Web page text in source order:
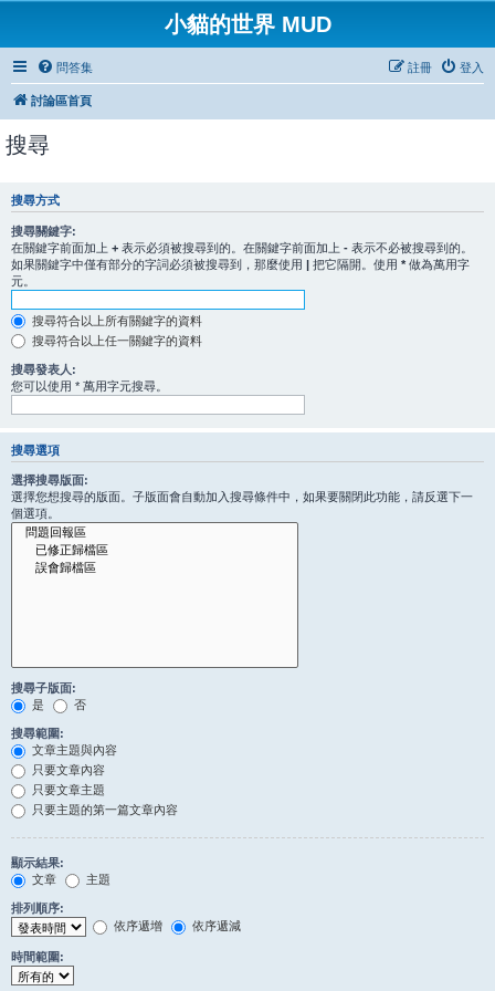
小貓的世界 MUD
問答集 登入
註冊
討論區首頁
搜尋
搜尋方式
搜尋關鍵字:
在關鍵字前面加上 + 表示必須被搜尋到的。在關鍵字前面加上 - 表示不必被搜尋到的。
如果關鍵字中僅有部分的字詞必須被搜尋到，那麼使用 | 把它隔開。使用 * 做為萬用字
元。
搜尋符合以上所有關鍵字的資料
搜尋符合以上任一關鍵字的資料
搜尋發表人:
您可以使用 * 萬用字元搜尋。
搜尋選項
選擇搜尋版面:
選擇您想搜尋的版面。子版面會自動加入搜尋條件中，如果要關閉此功能，請反選下一
個選項。
搜尋子版面:
是
否
搜尋範圍:
文章主題與內容
只要文章內容
只要文章主題
只要主題的第一篇文章內容
顯示結果:
文章
主題
排列順序:
依序遞增
依序遞減
時間範圍: